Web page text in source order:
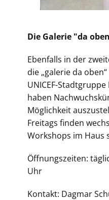
Die Galerie "da
Ebenfalls in der
die „galerie da
UNICEF-
haben
Möglichkeit
Freitags finden
Workshops im Haus
Öffnungszeiten:
Uhr
Kontakt: Dagmar